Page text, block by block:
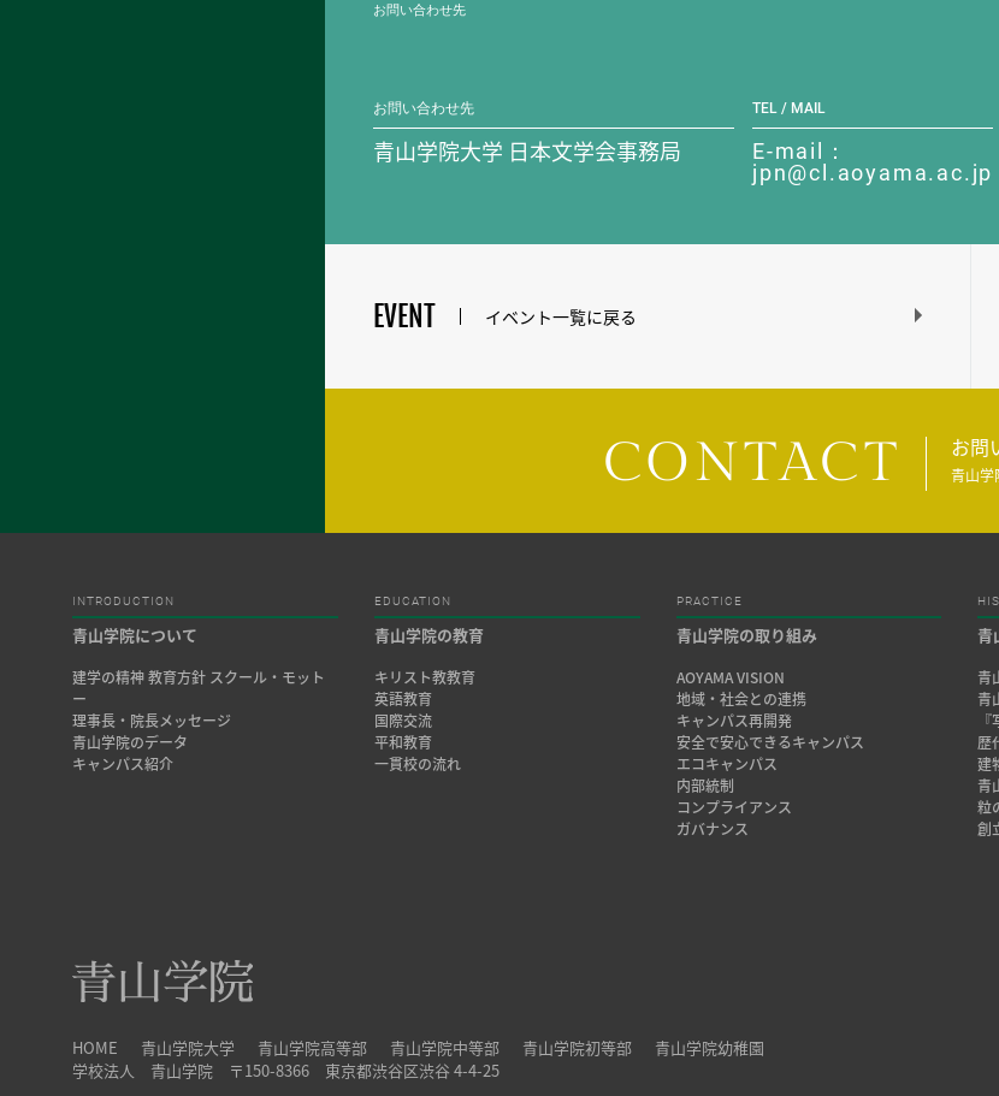
お問い合わせ先
お問い合わせ先
青山学院大学 日本文学会事務局
TEL / MAIL
E-mail：
jpn@cl.aoyama.ac.jp
EVENT イベント一覧に戻る
CONTACT お問
青山学
INTRODUCTION
青山学院について
建学の精神 教育方針 スクール・モット
ー
理事長・院長メッセージ
青山学院のデータ
キャンパス紹介
EDUCATION
青山学院の教育
キリスト教教育
英語教育
国際交流
平和教育
一貫校の流れ
PRACTICE
青山学院の取り組み
AOYAMA VISION
地域・社会との連携
キャンパス再開発
安全で安心できるキャンパス
エコキャンパス
内部統制
コンプライアンス
ガバナンス
青
青
青
歴
建
青
粒
創
HOME 青山学院大学 青山学院高等部 青山学院中等部 青山学院初等部
青山学院幼稚園
学校法人 青山学院 〒150-8366 東京都渋谷区渋谷 4-4-25